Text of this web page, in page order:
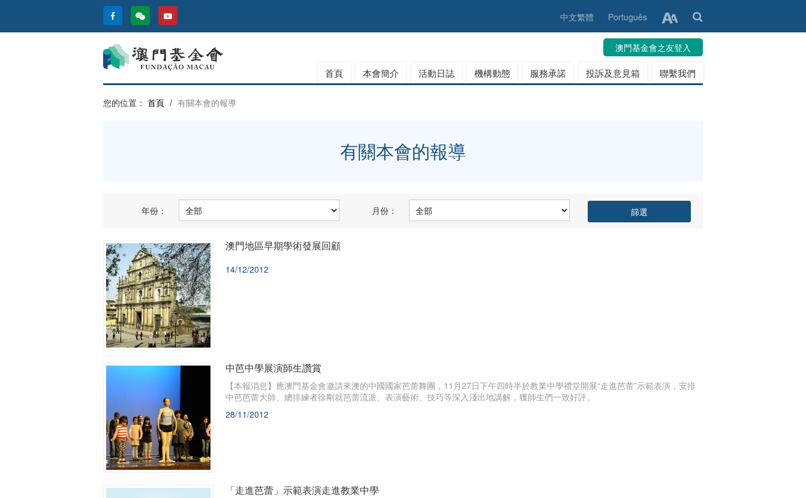
中文繁體 Português
澳門基金會之友登入
首頁 本會簡介 活動日誌 機構動態 服務承諾 投訴及意見箱 聯繫我們
您的位置： 首頁 / 有關本會的報導
有關本會的報導
年份： 月份： 篩選
澳門地區早期學術發展回顧
14/12/2012
中芭中學展演師生讚賞
【本報消息】應澳門基金會邀請來澳的中國國家芭蕾舞團，11月27日下午四時半於教業中學禮堂開展“走進芭蕾”示範表演，安排
中芭芭蕾大師、總排練者徐剛就芭蕾流派、表演藝術、技巧等深入淺出地講解，獲師生們一致好評。
28/11/2012
「走進芭蕾」示範表演走進教業中學